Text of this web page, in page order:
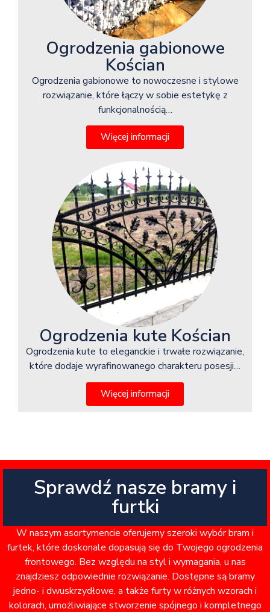
Ogrodzenia gabionowe
Kościan
Ogrodzenia gabionowe to nowoczesne i stylowe
rozwiązanie, które łączy w sobie estetykę z
funkcjonalnością…
Więcej informacji
Ogrodzenia kute Kościan
Ogrodzenia kute to eleganckie i trwałe rozwiązanie,
które dodaje wyrafinowanego charakteru posesji…
Więcej informacji
Sprawdź nasze bramy i
furtki
W naszym asortymencie oferujemy szeroki wybór bram i
furtek, które doskonale dopasują się do Twojego ogrodzenia
frontowego. Bez względu na styl i wymagania, u nas
znajdziesz odpowiednie rozwiązanie. Dostępne są bramy
jedno- i dwuskrzydłowe, a także furty w różnych wzorach i
kolorach, umożliwiające stworzenie spójnego i kompletnego